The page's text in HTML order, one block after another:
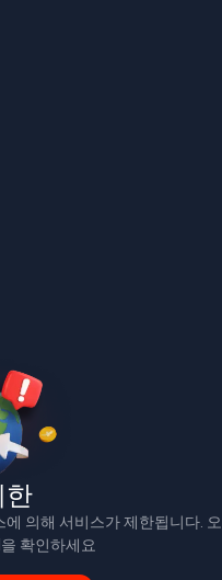
한
의해 서비스가 제한됩니다. 오
확인하세요